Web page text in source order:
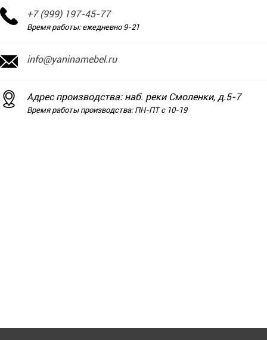
+7 (999) 197-45-77
Время работы: ежедневно 9-21
info@yaninamebel.ru
Адрес производства: наб. реки Смоленки, д.5-7
Время работы производства: ПН-ПТ с 10-19